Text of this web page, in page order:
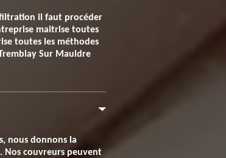
il faut procéder
maitrise toutes
toutes les méthodes
Sur Mauldre
nous donnons la
Nos couvreurs peuvent